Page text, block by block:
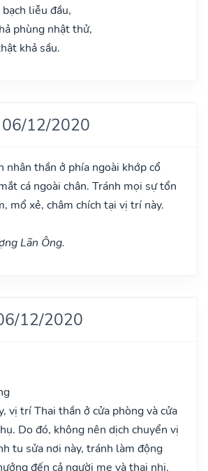
liễu đầu,
phùng nhật thử,
khả sầu.
06/12/2020
nhân thần ở phía ngoài khớp cổ
cá ngoài chân. Tránh mọi sự tổn
mổ xẻ, châm chích tại vị trí này.
Lãn Ông.
12/2020
vị trí Thai thần ở cửa phòng và cửa
Do đó, không nên dịch chuyển vị
tu sửa nơi này, tránh làm động
đến cả người mẹ và thai nhi.